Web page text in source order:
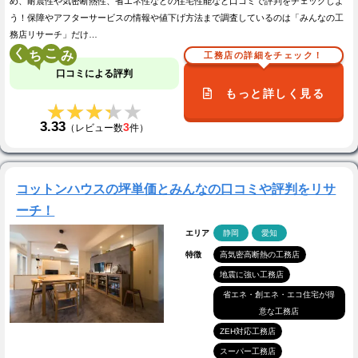
う！保障やアフターサービスの情報や値下げ方法まで調査しているのは「みんなの工
務店リサーチ」だけ…
く こ
口コミによる評判
★★★★★
★★★★★
3.33 （レビュー数3件）
工務店の詳細をチェック！
もっと詳しく見る
コットンハウスの坪単価とみんなの口コミや評判をリサ
ーチ！
エリア 静岡 愛知
特徴 高気密高断熱の工務店
地震に強い工務店
省エネ・創エネ・エコ住宅が得
意な工務店
ZEH対応工務店
スーパー工務店